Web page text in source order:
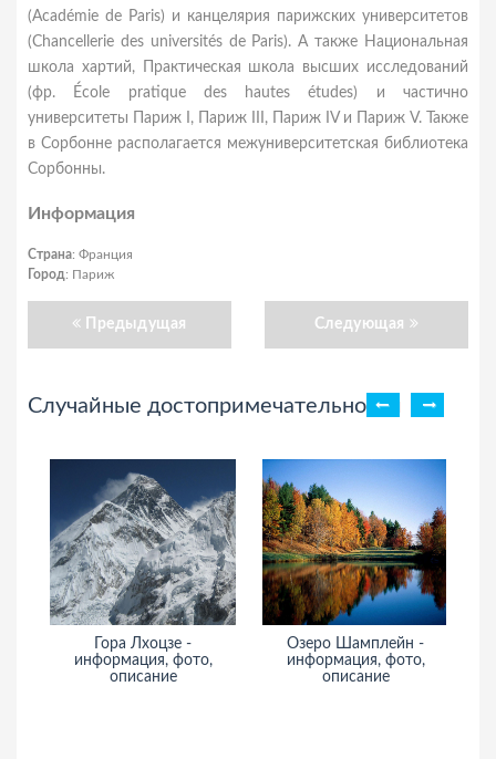
(Académie de Paris) и канцелярия парижских университетов
(Chancellerie des universités de Paris). А также Национальная
школа хартий, Практическая школа высших исследований
(фр. École pratique des hautes études) и частично
университеты Париж I, Париж III, Париж IV и Париж V. Также
в Сорбонне располагается межуниверситетская библиотека
Сорбонны.
Информация
Страна: Франция
Город: Париж
Предыдущая Следующая
Случайные достопримечательности
Гора Лхоцзе -
информация, фото,
описание
Озеро Шамплейн -
информация, фото,
описание